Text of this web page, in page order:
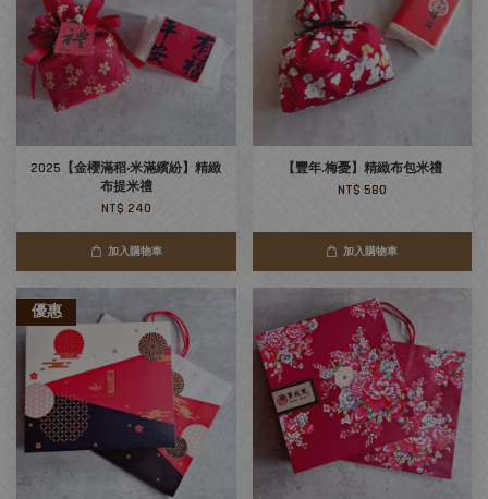
2025【金櫻滿稻‧米滿繽紛】精緻
布提米禮
NT$ 240
加入購物車
【豐年.梅憂】精緻布包米禮
NT$ 580
加入購物車
優惠